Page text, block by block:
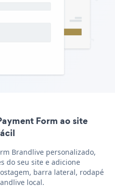
Form ao site
Brandlive personalizado,
do seu site e adicione
barra lateral, rodapé
local.